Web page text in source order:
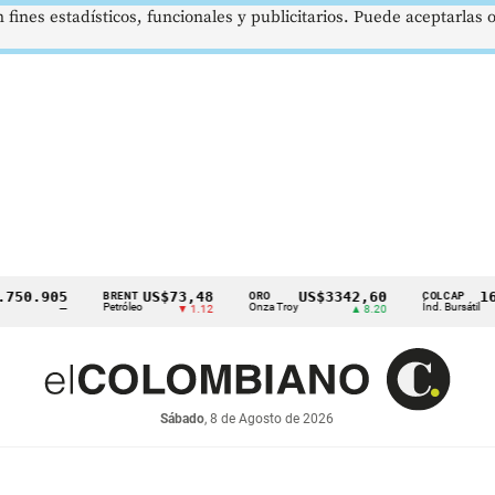
Petróleo
US$73,48
▼ 1.12 Onza Troy
US$3342,60
▲ 8.20
COLCAP
Índ. Bursátil
Sábado, 8 de Agosto de 2026
estadísticos, funcionales y publicitarios. Puede aceptarlas